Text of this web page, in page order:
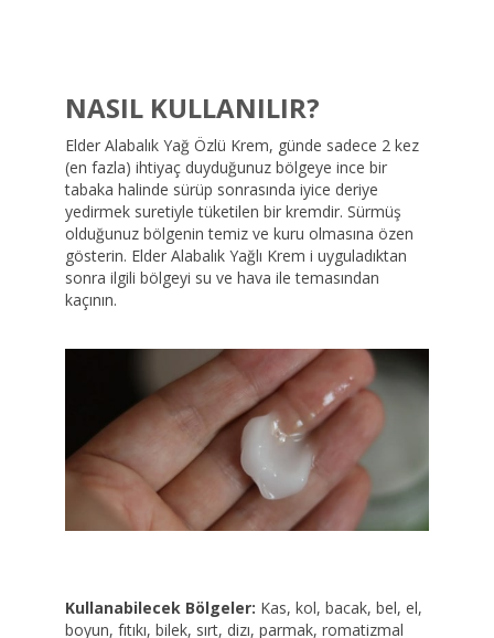
NASIL KULLANILIR?
Elder Alabalık Yağ Özlü Krem, günde sadece 2 kez
(en fazla) ihtiyaç duyduğunuz bölgeye ince bir
tabaka halinde sürüp sonrasında iyice deriye
yedirmek suretiyle tüketilen bir kremdir. Sürmüş
olduğunuz bölgenin temiz ve kuru olmasına özen
gösterin. Elder Alabalık Yağlı Krem i uyguladıktan
sonra ilgili bölgeyi su ve hava ile temasından
kaçının.
Kullanabilecek Bölgeler: Kas, kol, bacak, bel, el,
boyun, fıtıkı, bilek, sırt, dizı, parmak, romatizmal